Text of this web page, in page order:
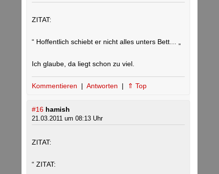
ZITAT:
“ Hoffentlich schiebt er nicht alles unters Bett… „
Ich glaube, da liegt schon zu viel.
Kommentieren | Antworten | ⇑ Top
#16 hamish
21.03.2011 um 08:13 Uhr
ZITAT:
“ ZITAT: